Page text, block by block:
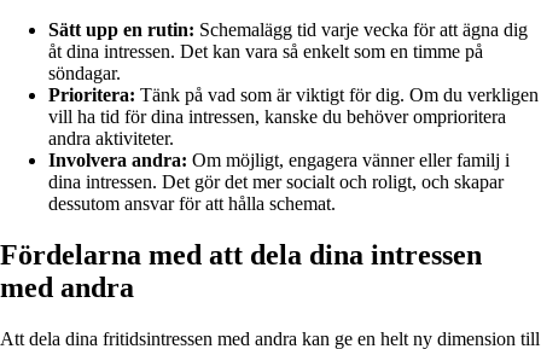
Sätt upp en rutin: Schemalägg tid varje vecka för att ägna dig
åt dina intressen. Det kan vara så enkelt som en timme på
söndagar.
Prioritera: Tänk på vad som är viktigt för dig. Om du verkligen
vill ha tid för dina intressen, kanske du behöver omprioritera
andra aktiviteter.
Involvera andra: Om möjligt, engagera vänner eller familj i
dina intressen. Det gör det mer socialt och roligt, och skapar
dessutom ansvar för att hålla schemat.
Fördelarna med att dela dina intressen
med andra
Att dela dina fritidsintressen med andra kan ge en helt ny dimension till